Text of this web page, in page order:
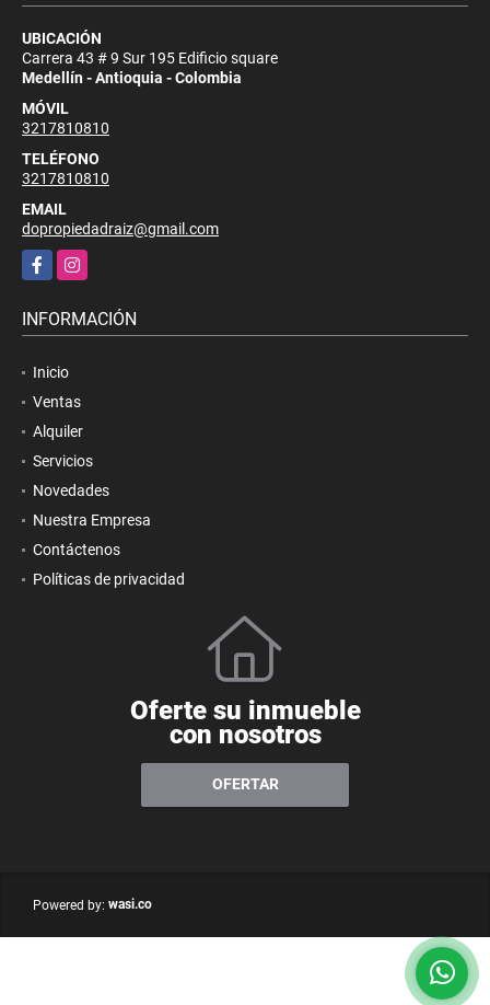
UBICACIÓN
Carrera 43 # 9 Sur 195 Edificio square
Medellín - Antioquia - Colombia
MÓVIL
3217810810
TELÉFONO
3217810810
EMAIL
dopropiedadraiz@gmail.com
FacebookInstagram
INFORMACIÓN
Inicio
Ventas
Alquiler
Servicios
Novedades
Nuestra Empresa
Contáctenos
Políticas de privacidad
Oferte su inmueble
con nosotros
OFERTAR
Powered by: wasi.co